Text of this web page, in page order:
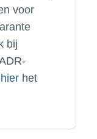
voor
bij
hierhet